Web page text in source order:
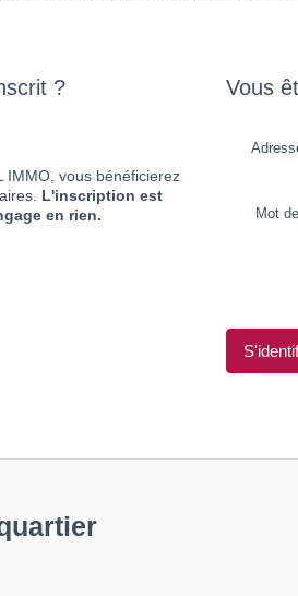
?
IMMO, vous bénéficierez
L'inscription est
en rien.
Vous
Mot